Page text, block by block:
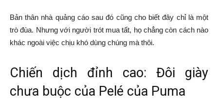
Bản thân nhà quảng cáo sau đó cũng cho biết đây chỉ là một
trò đùa. Nhưng với người trót mua tất, họ chẳng còn cách nào
khác ngoài việc chịu khó dùng chúng mà thôi.
Chiến dịch đỉnh cao: Đôi giày
chưa buộc của Pelé của Puma